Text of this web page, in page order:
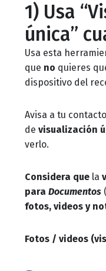
1) Usa
única”
Usa esta
que no quieres
dispositivo del
Avisa a tu
de visualización
verlo.
Considera que la
para Documentos
fotos, videos y
Fotos / videos